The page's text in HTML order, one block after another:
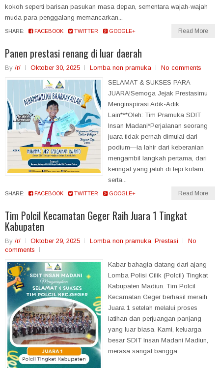
kokoh seperti barisan pasukan masa depan, sementara wajah-wajah
muda para penggalang memancarkan...
SHARE: FACEBOOK TWITTER GOOGLE+ Read More
Panen prestasi renang di luar daerah
By /r/ Oktober 30, 2025 Lomba non pramuka
No comments
SELAMAT & SUKSES PARA
JUARA!Semoga Jejak Prestasimu
Menginspirasi Adik-Adik
Lain***Oleh: Tim Pramuka SDIT
Insan Madani*Perjalanan seorang
juara tidak pernah dimulai dari
podium—ia lahir dari keberanian
mengambil langkah pertama, dari
keringat yang jatuh di tepi kolam,
serta...
SHARE: FACEBOOK TWITTER GOOGLE+ Read More
Tim Polcil Kecamatan Geger Raih Juara 1 Tingkat
Kabupaten
By /r/ Oktober 29, 2025 Lomba non pramuka, Prestasi
No
comments
Kabar bahagia datang dari ajang
Lomba Polisi Cilik (Polcil) Tingkat
Kabupaten Madiun. Tim Polcil
Kecamatan Geger berhasil meraih
Juara 1 setelah melalui proses
latihan dan perjuangan panjang
yang luar biasa. Kami, keluarga
besar SDIT Insan Madani Madiun,
merasa sangat bangga...